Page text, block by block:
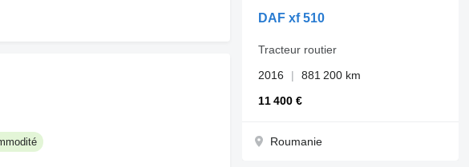
ou conduire par mauvais temps.
DAF xf 510
11 400 €
Tracteur routier
2016
881 200 km
Roumanie